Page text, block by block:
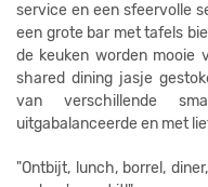
service en een sfeervolle
een grote bar met tafels
de keuken worden mooie
shared dining jasje
van verschillende
uitgabalanceerde en met
"Ontbijt, lunch, borrel,